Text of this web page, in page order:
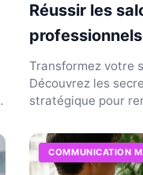
Réussir les
Transformez votre
Découvrez les
stratégique pour
COMMUNICATION